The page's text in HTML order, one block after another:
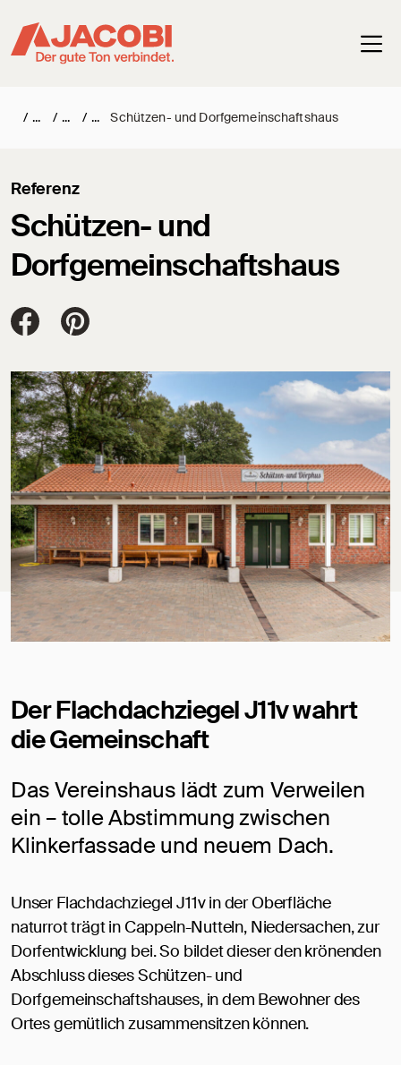
/ / / Schützen- und Dorfgemeinschaftshaus
Schützen- und
Dorfgemeinschaftshaus
Referenz
Jacobi Dachziegel auf FaceBook
Jacobi Dachziegel auf Pinterest
Der Flachdachziegel J11v wahrt
die Gemeinschaft
Das Vereinshaus lädt zum Verweilen
ein – tolle Abstimmung zwischen
Klinkerfassade und neuem Dach.
Unser Flachdachziegel J11v in der Oberfläche
naturrot trägt in Cappeln-Nutteln, Niedersachen, zur
Dorfentwicklung bei. So bildet dieser den krönenden
Abschluss dieses Schützen- und
Dorfgemeinschaftshauses, in dem Bewohner des
Ortes gemütlich zusammensitzen können.